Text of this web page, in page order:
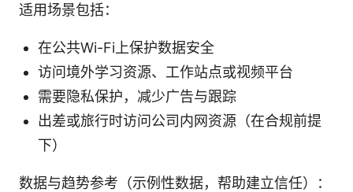
适用场景包括：
在公共Wi-Fi上保护数据安全
访问境外学习资源、工作站点或视频平台
需要隐私保护，减少广告与跟踪
出差或旅行时访问公司内网资源（在合规前提
下）
数据与趋势参考（示例性数据，帮助建立信任）：